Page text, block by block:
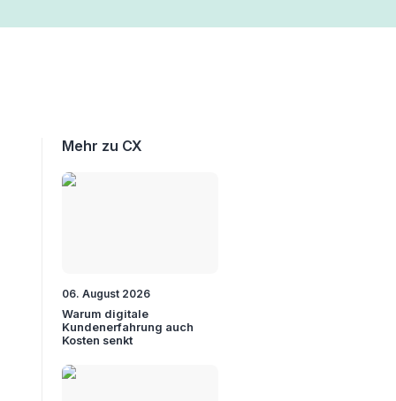
Mehr zu CX
06. August 2026
Warum digitale
Kundenerfahrung auch
Kosten senkt